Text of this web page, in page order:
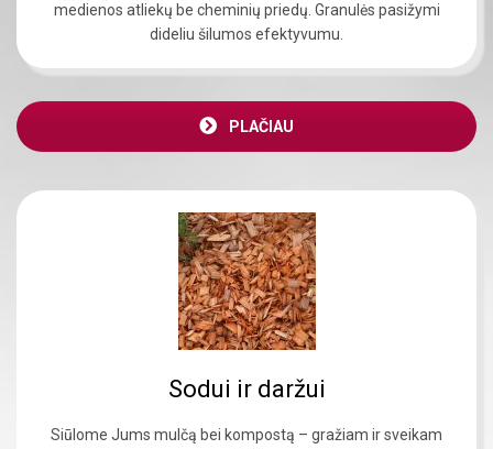
medienos atliekų be cheminių priedų. Granulės pasižymi
dideliu šilumos efektyvumu.
PLAČIAU
Sodui ir daržui
Siūlome Jums mulčą bei kompostą – gražiam ir sveikam